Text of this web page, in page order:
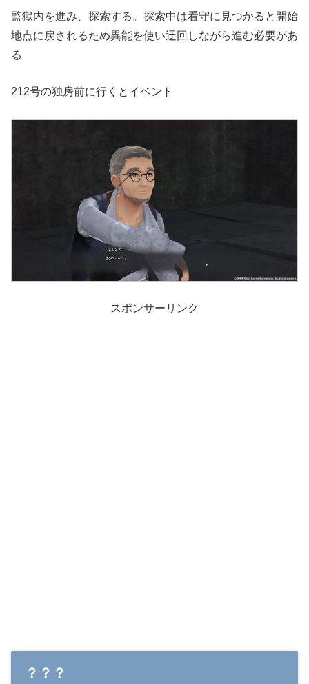
監獄内を進み、探索する。探索中は看守に見つかると開始
地点に戻されるため異能を使い迂回しながら進む必要があ
る
212号の独房前に行くとイベント
スポンサーリンク
？？？